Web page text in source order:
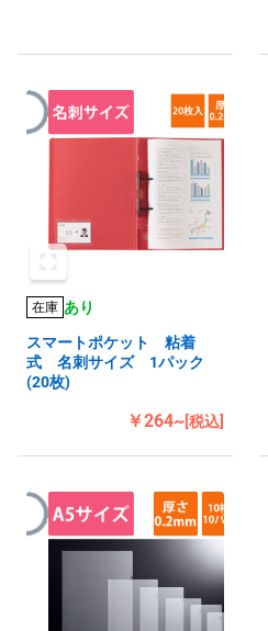
在庫 あり
スマートポケット 粘着
式 名刺サイズ 1パック
(20枚)
￥264~[税込]